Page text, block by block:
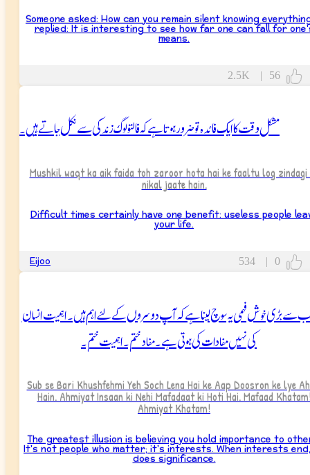
Someone asked: How can you remain silent knowing
replied: It is interesting to see how far one can fall for
means.
2.5K | 56
مشکل وقت کاایک فائدہ تو ضرور ہوتا ہے کہ فالتو لوگ زندگی سے نکل جاتے ہیں۔
Mushkil waqt ka aik faida toh zaroor hota hai ke faaltu log zindagi
nikal jaate hain.
Difficult times certainly have one benefit: useless people
your life.
Eijoo 534 | 0
سے بڑی خوش فہمی یہ سوچ لینا ہے کہ آپ دوسروں کے لئے اہم ہیں۔ اہمیت انسان
کی نہیں مفادات کی ہوتی ہے۔ مفاد ختم۔ اہمیت ختم۔
Sub se Bari Khushfehmi Yeh Soch Lena Hai ke Aap Doosron ke lye
Hain. Ahmiyat Insaan ki Nehi Mafadaat ki Hoti Hai. Mafaad
Ahmiyat Khatam!
The greatest illusion is believing you hold importance to
It's not people who matter; it's interests. When interests
does significance.